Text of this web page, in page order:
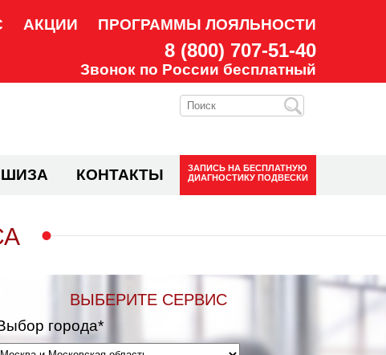
АКЦИИ ПРОГРАММЫ ЛОЯЛЬНОСТИ
8 (800) 707-51-40
Звонок по России бесплатный
КОНТАКТЫ ЗАПИСЬ НА БЕСПЛАТНУЮ
ДИАГНОСТИКУ ПОДВЕСКИ
ВЫБЕРИТЕ СЕРВИС
города*